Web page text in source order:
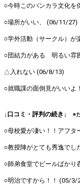
○今時このバンカラ文化
○場所がいい、 (06/11/27)
○学外活動（サークル）
○団結力がある 明るい雰
△入れない (06/8/13)
○就職課の面倒見がいいよ
↓口コミ・評判の続き↓ ※た
○母校愛が凄い！！アフ
○教授陣がとても秀逸でし
○師弟食堂でビールばか
○明治ですから！！ (05/3/